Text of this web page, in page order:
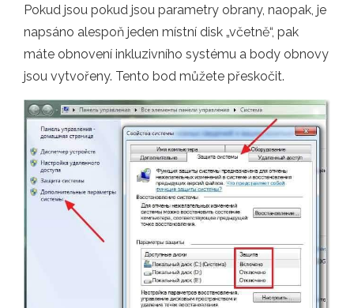
Pokud jsou pokud jsou parametry obrany, naopak, je
napsáno alespoň jeden místní disk „včetně“, pak
máte obnovení inkluzivního systému a body obnovy
jsou vytvořeny. Tento bod můžete přeskočit.